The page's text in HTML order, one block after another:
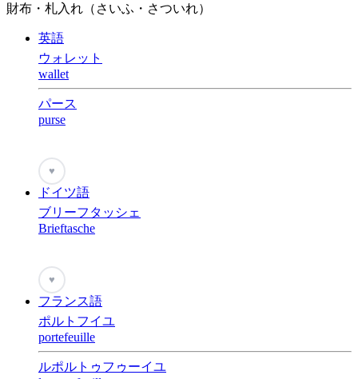
財布・札入れ（さいふ・さついれ）
英語
ウォレット
wallet
パース
purse
♥
ドイツ語
ブリーフタッシェ
Brieftasche
♥
フランス語
ポルトフイユ
portefeuille
ルポルトゥフゥーイユ